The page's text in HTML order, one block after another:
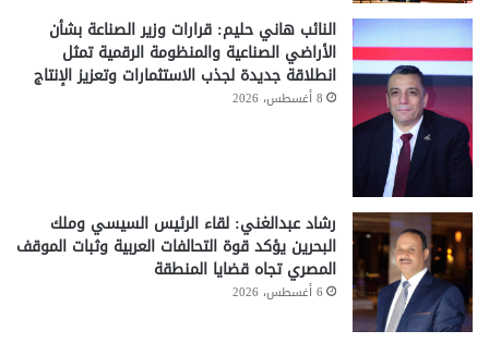
النائب هاني حليم: قرارات وزير الصناعة بشأن
الأراضي الصناعية والمنظومة الرقمية تمثل
انطلاقة جديدة لجذب الاستثمارات وتعزيز الإنتاج
8 أغسطس، 2026
رشاد عبدالغني: لقاء الرئيس السيسي وملك
البحرين يؤكد قوة التحالفات العربية وثبات الموقف
المصري تجاه قضايا المنطقة
6 أغسطس، 2026